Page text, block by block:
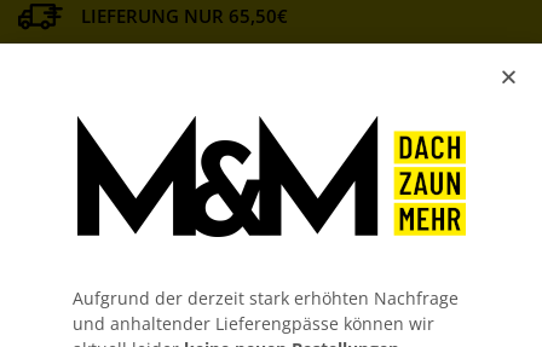
LIEFERUNG NUR 65,50€
KOSTENLOSER ZUSCHNITT
Aufgrund der derzeit stark erhöhten Nachfrage
und anhaltender Lieferengpässe können wir